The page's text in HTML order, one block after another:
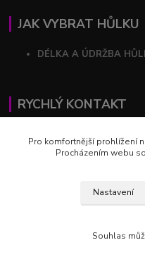
JAK VYBRAT HŮLKU
DÉLKA A ÚDRŽBA
RYCHLÝ KONTAKT
+420 602 446 844
Pro komfortnější prohlížení
Procházením webu
Nastavení
Souhlas